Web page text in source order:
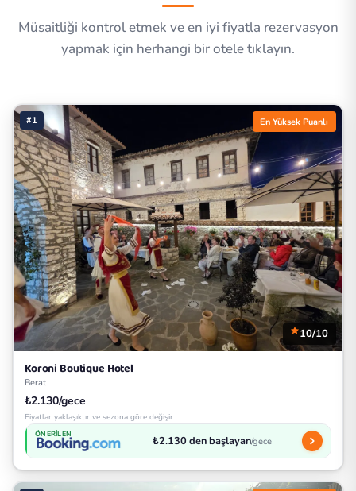
Müsaitliği kontrol etmek ve en iyi fiyatla rezervasyon
yapmak için herhangi bir otele tıklayın.
#1 En Yüksek Puanlı
10/10
Koroni Boutique Hotel
Berat
₺2.130/gece
Fiyatlar yaklaşıktır ve sezona göre değişir
ÖNERILEN ₺2.130 den başlayan/gece